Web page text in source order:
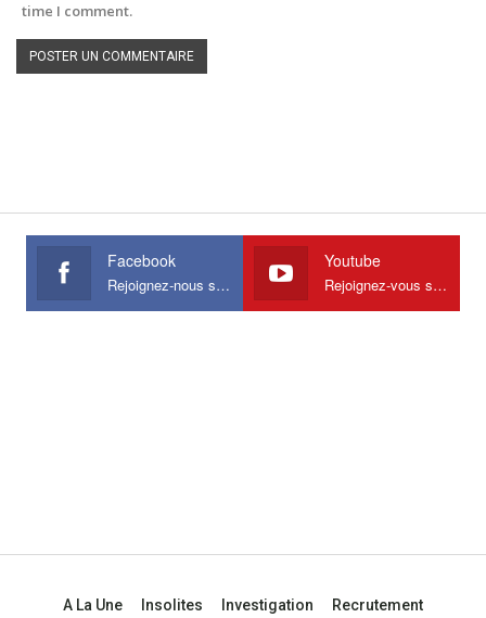
time I comment.
Facebook
Rejoignez-nous sur Facebook
Youtube
Rejoignez-vous sur Youtube
A La Une Insolites Investigation Recrutement